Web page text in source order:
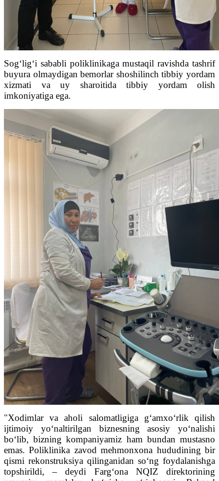
Sog‘lig‘i sababli poliklinikaga mustaqil ravishda tashrif
buyura olmaydigan bemorlar shoshilinch tibbiy yordam
xizmati va uy sharoitida tibbiy yordam olish
imkoniyatiga ega.
"Xodimlar va aholi salomatligiga g‘amxo‘rlik qilish
ijtimoiy yo‘naltirilgan biznesning asosiy yo‘nalishi
bo‘lib, bizning kompaniyamiz ham bundan mustasno
emas. Poliklinika zavod mehmonxona hududining bir
qismi rekonstruksiya qilinganidan so‘ng foydalanishga
topshirildi, – deydi Farg‘ona NQIZ direktorining